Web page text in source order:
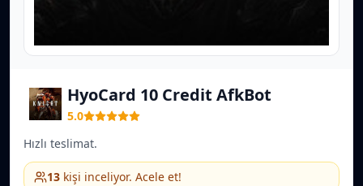
HyoCard 10 Credit AfkBot
5.0
Hızlı teslimat.
13 kişi inceliyor. Acele et!